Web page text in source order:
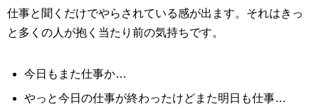
仕事と聞くだけでやらされている感が出ます。それはきっ
と多くの人が抱く当たり前の気持ちです。
今日もまた仕事か…
やっと今日の仕事が終わったけどまた明日も仕事…